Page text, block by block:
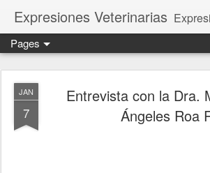
Expresiones Veterinarias Expresiones veterinarias es una
Pages
JAN
7
Entrevista con la Dra.
Ángeles Roa